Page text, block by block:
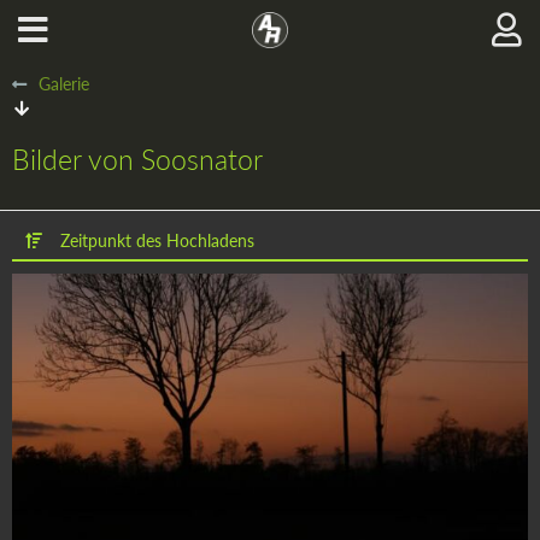
Galerie
Bilder von Soosnator
Zeitpunkt des Hochladens